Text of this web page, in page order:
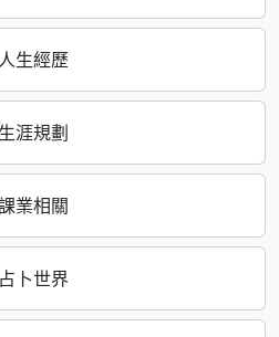
人生經歷
生涯規劃
業相關
占卜世界